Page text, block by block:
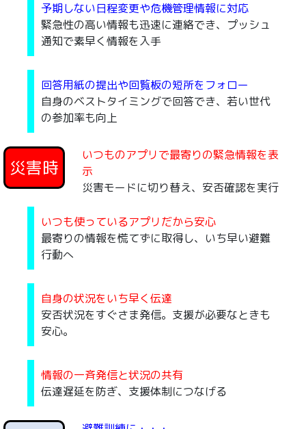
予期しない日程変更や危機管理情報に対応
緊急性の高い情報も迅速に連絡でき、プッシュ
通知で素早く情報を入手
回答用紙の提出や回覧板の短所をフォロー
自身のベストタイミングで回答でき、若い世代
の参加率も向上
災害時
いつものアプリで最寄りの緊急情報を表
示
災害モードに切り替え、安否確認を実行
いつも使っているアプリだから安心
最寄りの情報を慌てずに取得し、いち早い避難
行動へ
自身の状況をいち早く伝達
安否状況をすぐさま発信。支援が必要なときも
安心。
情報の一斉発信と状況の共有
伝達遅延を防ぎ、支援体制につなげる